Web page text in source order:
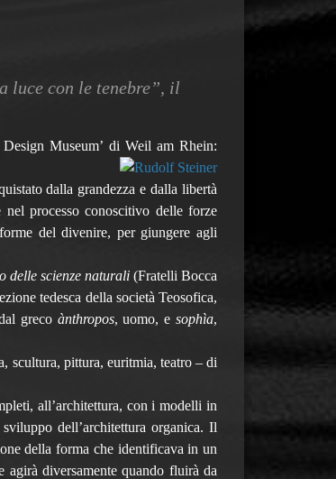
luce con le tenebre”, il
Museum’ di Weil am Rhein:
dalla grandezza e dalla libertà
nel processo conoscitivo delle forze
del divenire, per giungere agli
delle scienze naturali (Fratelli Bocca
tedesca della società Teosofica,
greco ànthropos, uomo, esophìa,
scultura, pittura, euritmia, teatro – di
all’architettura, con i modelli in
dell’architettura organica. Il
della forma che identificava in un
diversamente quando fluirà da